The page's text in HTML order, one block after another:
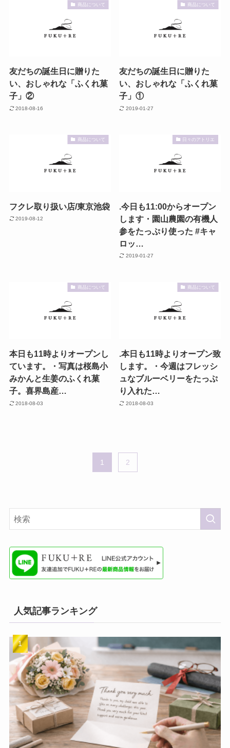
商品について
友だちの誕生日に贈りた
い、おしゃれな「ふくれ菓
子」②
2018-08-16
商品について
友だちの誕生日に贈りた
い、おしゃれな「ふくれ菓
子」①
2019-01-27
商品について
フクレ取り扱い店/東京池袋
2019-08-12
日々のアトリエ
.今日も11:00からオープン
します・園山農園の有機人
参をたっぷり使った #キャ
ロッ…
2019-01-27
商品について
本日も11時よりオープンし
ています。・写真は桜島小
みかんと生姜のふくれ菓
子。喜界島産…
2018-08-03
商品について
.本日も11時よりオープン致
します。・今週はフレッシ
ュなブルーベリーをたっぷ
り入れた…
2018-08-03
1 2
人気記事ランキング